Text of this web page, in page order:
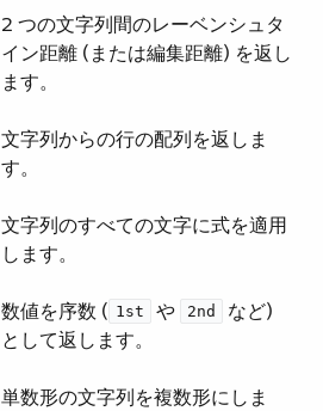
2 つの文字列間のレーベンシュタ
イン距離 (または編集距離) を返し
ます。
文字列からの行の配列を返しま
す。
文字列のすべての文字に式を適用
します。
数値を序数 (​ 1st ​ や ​ 2nd
​ など)
として返します。
単数形の文字列を複数形にしま